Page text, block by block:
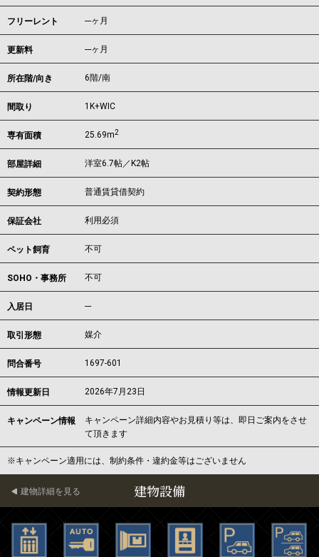
フリーレント ---ヶ月
更新料 ---ヶ月
所在階/向き 6階/南
間取り 1K+WIC
専有面積 25.69m2
部屋詳細 洋室6.7帖／K2帖
契約形態 普通賃貸借契約
保証会社 利用必須
ペット飼育 不可
SOHO・事務所 不可
入居日 ---
取引形態 媒介
問合番号 1697-601
情報更新日 2026年7月23日
キャンペーン情報
キャンペーン詳細内容やお見積り等は、即日ご案内をさせ
て頂きます
※キャンペーン適用には、制約条件・違約金等はございません
建物設備
建物詳細を見る